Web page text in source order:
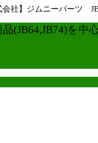
】ジムニーパーツ
(JB64,JB74)を中